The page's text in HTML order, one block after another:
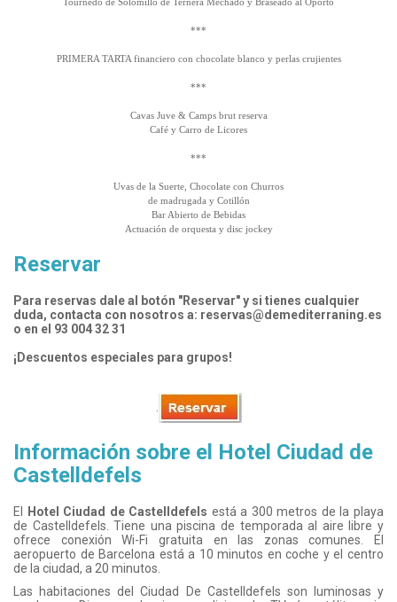
***
PRIMERA TARTA financiero con chocolate blanco y perlas crujientes
***
Cavas Juve & Camps brut reserva
Café y Carro de Licores
***
Uvas de la Suerte, Chocolate con Churros
de madrugada y Cotillón
Bar Abierto de Bebidas
Actuación de orquesta y disc jockey
Reservar
Para reservas dale al botón "Reservar" y si tienes cualquier
duda, contacta con nosotros a: reservas@demediterraning.es
o en el 93 004 32 31
¡Descuentos especiales para grupos!
Información sobre el Hotel Ciudad de
Castelldefels
El Hotel Ciudad de Castelldefels está a 300 metros de la playa
de Castelldefels. Tiene una piscina de temporada al aire libre y
ofrece conexión Wi-Fi gratuita en las zonas comunes. El
aeropuerto de Barcelona está a 10 minutos en coche y el centro
de la ciudad, a 20 minutos.
Las habitaciones del Ciudad De Castelldefels son luminosas y